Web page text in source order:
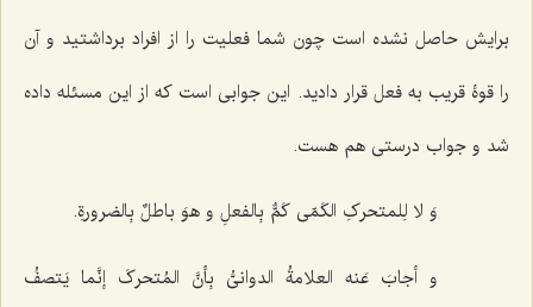
برایش حاصل نشده است چون شما فعلیت را از افراد برداشتید و آن
را قوۀ قریب به فعل قرار دادید. این جوابی است که از این مسئله داده
شد و جواب درستی هم هست.
وَ لا لِلمتحرکِ الکَمّی کَمٌّ بِالفعلِ و هوَ باطلٌ بِالضرورةِ.
و أجابَ عَنه العلامةُ الدوانیُّ بِأنَّ المُتحرکَ إنَّما یَتصفُ